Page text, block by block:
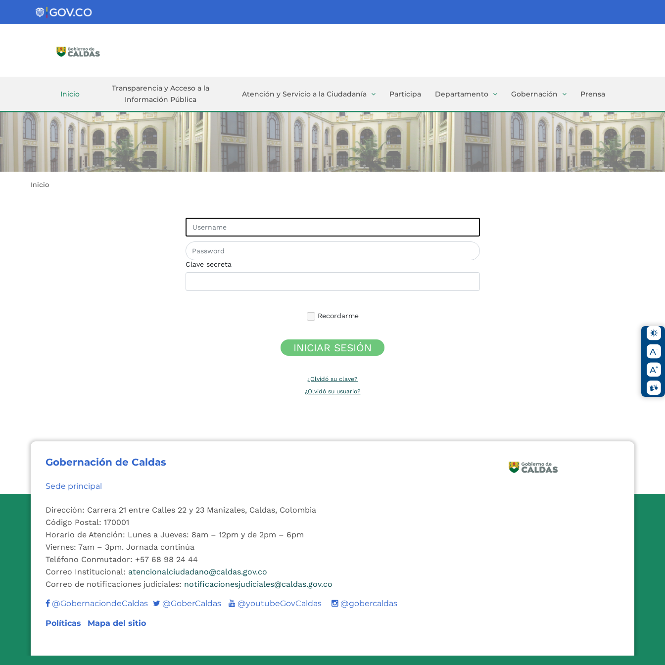
Gobernación
Inicio
Transparencia y Acceso a la
Información Pública
Atención y Servicio a la Ciudadanía Participa Departamento Gobernación Prensa
Inicio
Clave secreta
Recordarme
INICIAR SESIÓN
¿Olvidó su clave?
¿Olvidó su usuario?
Gobernación de Caldas
Sede principal
Dirección: Carrera 21 entre Calles 22 y 23 Manizales, Caldas, Colombia
Código Postal: 170001
Horario de Atención: Lunes a Jueves: 8am – 12pm y de 2pm – 6pm
Viernes: 7am – 3pm. Jornada continúa
Teléfono Conmutador: +57 68 98 24 44
Correo Institucional: atencionalciudadano@caldas.gov.co
Correo de notificaciones judiciales: notificacionesjudiciales@caldas.gov.co
@GobernaciondeCaldas Twitter
@GoberCaldas Youtube
@youtubeGovCaldas @gobercaldas
Políticas Mapa del sitio